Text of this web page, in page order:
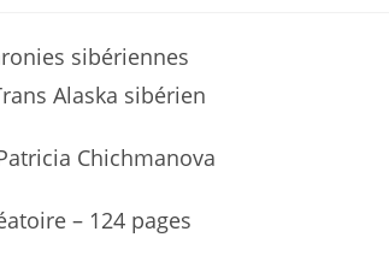
sibériennes
Alaska sibérien
Chichmanova
– 124 pages